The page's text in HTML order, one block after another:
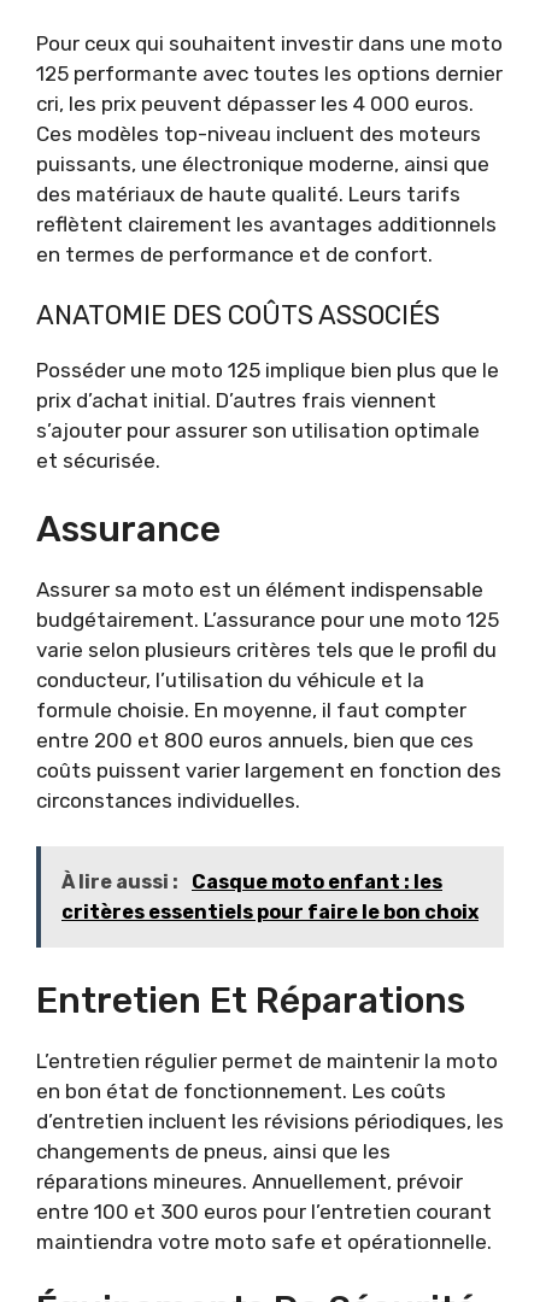
Pour ceux qui souhaitent investir dans une moto
125 performante avec toutes les options dernier
cri, les prix peuvent dépasser les 4 000 euros.
Ces modèles top-niveau incluent des moteurs
puissants, une électronique moderne, ainsi que
des matériaux de haute qualité. Leurs tarifs
reflètent clairement les avantages additionnels
en termes de performance et de confort.
ANATOMIE DES COÛTS ASSOCIÉS
Posséder une moto 125 implique bien plus que le
prix d’achat initial. D’autres frais viennent
s’ajouter pour assurer son utilisation optimale
et sécurisée.
Assurance
Assurer sa moto est un élément indispensable
budgétairement. L’assurance pour une moto 125
varie selon plusieurs critères tels que le profil du
conducteur, l’utilisation du véhicule et la
formule choisie. En moyenne, il faut compter
entre 200 et 800 euros annuels, bien que ces
coûts puissent varier largement en fonction des
circonstances individuelles.
À lire aussi :
Casque moto enfant : les
critères essentiels pour faire le bon choix
Entretien Et Réparations
L’entretien régulier permet de maintenir la moto
en bon état de fonctionnement. Les coûts
d’entretien incluent les révisions périodiques, les
changements de pneus, ainsi que les
réparations mineures. Annuellement, prévoir
entre 100 et 300 euros pour l’entretien courant
maintiendra votre moto safe et opérationnelle.